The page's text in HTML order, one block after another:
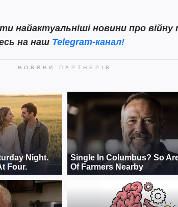
найактуальніші новини про війну
на наш Telegram-канал!